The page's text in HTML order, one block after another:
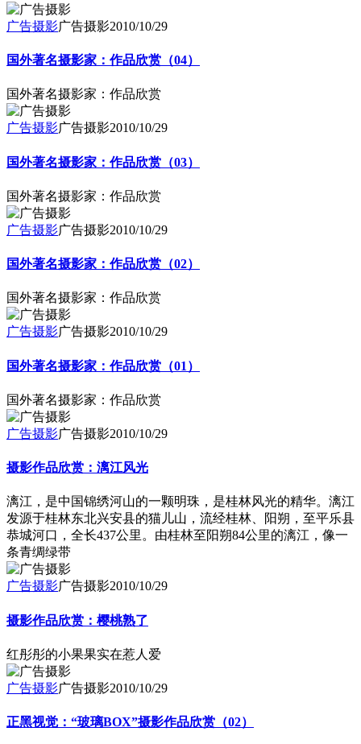
广告摄影广告摄影2010/10/29
国外著名摄影家：作品欣赏（04）
国外著名摄影家：作品欣赏
广告摄影广告摄影2010/10/29
国外著名摄影家：作品欣赏（03）
国外著名摄影家：作品欣赏
广告摄影广告摄影2010/10/29
国外著名摄影家：作品欣赏（02）
国外著名摄影家：作品欣赏
广告摄影广告摄影2010/10/29
国外著名摄影家：作品欣赏（01）
国外著名摄影家：作品欣赏
广告摄影广告摄影2010/10/29
摄影作品欣赏：漓江风光
漓江，是中国锦绣河山的一颗明珠，是桂林风光的精华。漓江
发源于桂林东北兴安县的猫儿山，流经桂林、阳朔，至平乐县
恭城河口，全长437公里。由桂林至阳朔84公里的漓江，像一
条青绸绿带
广告摄影广告摄影2010/10/29
摄影作品欣赏：樱桃熟了
红彤彤的小果果实在惹人爱
广告摄影广告摄影2010/10/29
正黑视觉：“玻璃BOX”摄影作品欣赏（02）